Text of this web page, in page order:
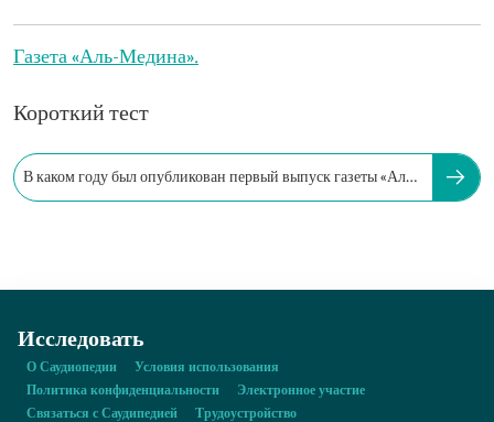
Газета «Аль-Медина».
Короткий тест
В каком году был опубликован первый выпуск газеты «Аль-
Исследовать
О Саудиопедии
Условия использования
Политика конфиденциальности
Электронное участие
Связаться с Саудипедией
Трудоустройство